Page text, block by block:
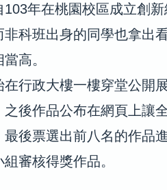
103年在桃園校區成立創
非科班出身的同學也拿出
高。
在行政大樓一樓穿堂公開
之後作品公布在網頁上讓
最後票選出前八名的作品
組審核得獎作品。